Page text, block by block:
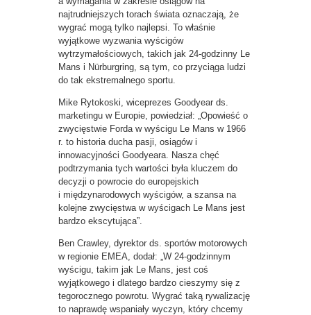
najtrudniejszych torach świata oznaczają, że
wygrać mogą tylko najlepsi. To właśnie
wyjątkowe wyzwania wyścigów
wytrzymałościowych, takich jak 24-godzinny Le
Mans i Nürburgring, są tym, co przyciąga ludzi
do tak ekstremalnego sportu.
Mike Rytokoski, wiceprezes Goodyear ds.
marketingu w Europie, powiedział: „Opowieść o
zwycięstwie Forda w wyścigu Le Mans w 1966
r. to historia ducha pasji, osiągów i
innowacyjności Goodyeara. Nasza chęć
podtrzymania tych wartości była kluczem do
decyzji o powrocie do europejskich
i międzynarodowych wyścigów, a szansa na
kolejne zwycięstwa w wyścigach Le Mans jest
bardzo ekscytująca”.
Ben Crawley, dyrektor ds. sportów motorowych
w regionie EMEA, dodał: „W 24-godzinnym
wyścigu, takim jak Le Mans, jest coś
wyjątkowego i dlatego bardzo cieszymy się z
tegorocznego powrotu. Wygrać taką rywalizację
to naprawdę wspaniały wyczyn, który chcemy